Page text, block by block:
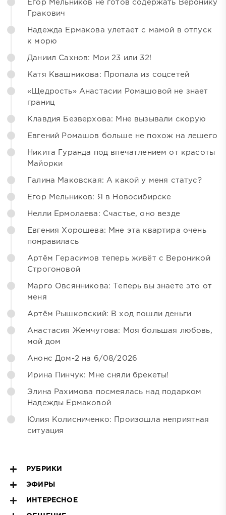
Егор Мельников не готов содержать Веронику
Гракович
Надежда Ермакова улетает с мамой в отпуск
к морю
Даниил Сахнов: Мои 23 или 32!
Катя Квашникова: Пропала из соцсетей
«Щедрость» Анастасии Ромашовой не знает
границ
Клавдия Безверхова: Мне вызывали скорую
Евгений Ромашов больше не похож на лешего
Никита Гуранда под впечатлением от красоты
Майорки
Галина Маковская: А какой у меня статус?
Егор Мельников: Я в Новосибирске
Нелли Ермолаева: Счастье, оно везде
Евгения Хорошева: Мне эта квартира очень
понравилась
Артём Герасимов теперь живёт с Вероникой
Строгоновой
Марго Овсянникова: Теперь вы знаете это от
меня
Артём Рышковский: В ход пошли деньги
Анастасия Жемчугова: Моя большая любовь,
мой дом
Анонс Дом-2 на 6/08/2026
Ирина Пинчук: Мне сняли брекеты!
Элина Рахимова посмеялась над подарком
Надежды Ермаковой
Юлия Колисниченко: Произошла неприятная
ситуация
РУБРИКИ
ЭФИРЫ
ИНТЕРЕСНОЕ